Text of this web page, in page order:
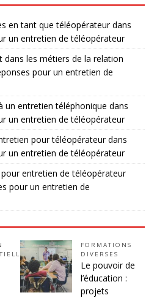
en tant que téléopérateurdans
un entretien de téléopérateur
dans les métiers de la relation
pour un entretien de
un entretien téléphonique dans
un entretien de téléopérateur
pour téléopérateurdans
un entretien de téléopérateur
entretien de téléopérateur
pour un entretien de
FORMATIONS
DIVERSES
Le pouvoir de
l’éducation :
projets